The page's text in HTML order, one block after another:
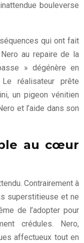
bouleverse
qui ont fait
au repaire de la
» dégénère en
réalisateur prête
un pigeon vénitien
et l’aide dans son
au cœur
Contrairement à
superstitieuse et ne
de l’adopter pour
crédules. Nero,
affectueux tout en